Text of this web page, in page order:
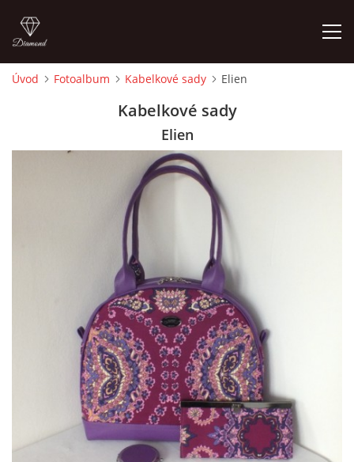
MOJE POSLEDNÍ PRÁCE
jk-laguna@seznam.cz
© 2025 eStránky.cz
Úvod Fotoalbum Kabelkové sady Elien
Kabelkové sady
Elien